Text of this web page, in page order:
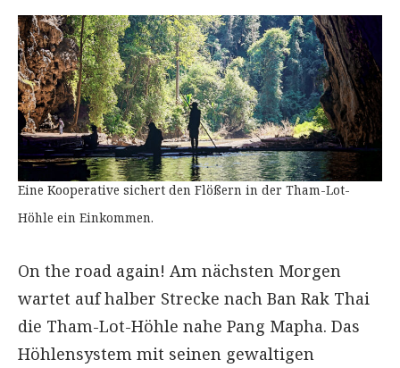
Eine Kooperative sichert den Flößern in der Tham-Lot-
Höhle ein Einkommen.
On the road again! Am nächsten Morgen
wartet auf halber Strecke nach Ban Rak Thai
die Tham-Lot-Höhle nahe Pang Mapha. Das
Höhlensystem mit seinen gewaltigen